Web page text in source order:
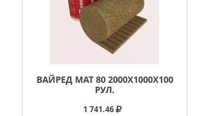
ВАЙРЕД МАТ 80 2000X1000X100
РУЛ.
1 741.46